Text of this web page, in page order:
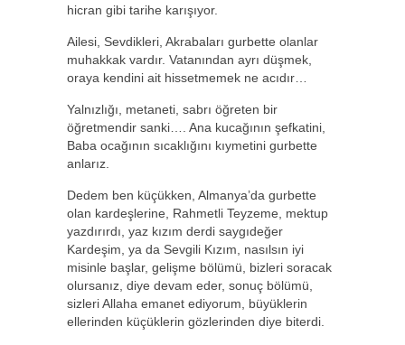
hicran gibi tarihe karışıyor.
Ailesi, Sevdikleri, Akrabaları gurbette olanlar
muhakkak vardır. Vatanından ayrı düşmek,
oraya kendini ait hissetmemek ne acıdır…
Yalnızlığı, metaneti, sabrı öğreten bir
öğretmendir sanki…. Ana kucağının şefkatini,
Baba ocağının sıcaklığını kıymetini gurbette
anlarız.
Dedem ben küçükken, Almanya’da gurbette
olan kardeşlerine, Rahmetli Teyzeme, mektup
yazdırırdı, yaz kızım derdi saygıdeğer
Kardeşim, ya da Sevgili Kızım, nasılsın iyi
misinle başlar, gelişme bölümü, bizleri soracak
olursanız, diye devam eder, sonuç bölümü,
sizleri Allaha emanet ediyorum, büyüklerin
ellerinden küçüklerin gözlerinden diye biterdi.